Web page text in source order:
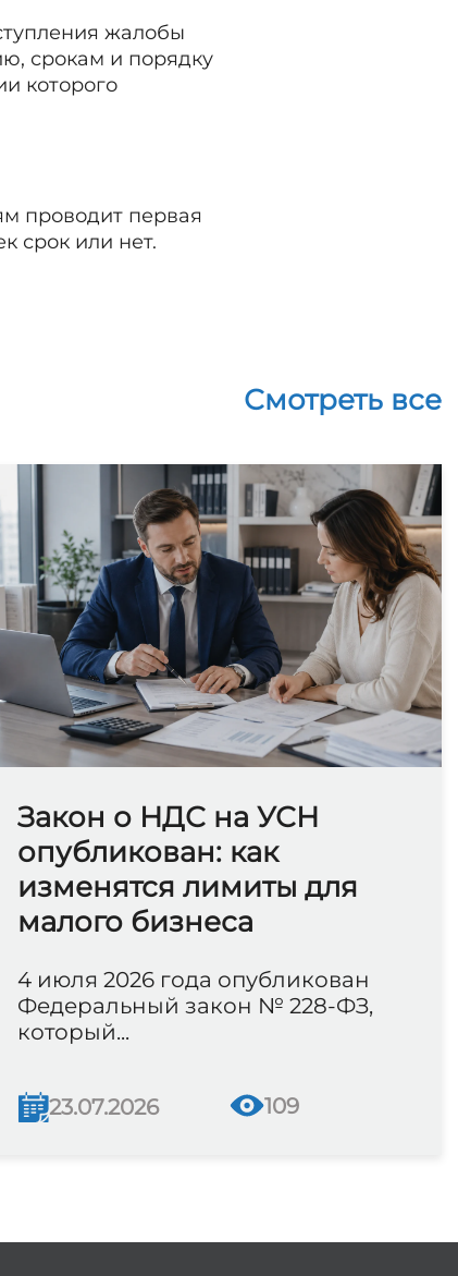
жалобы
срокам и порядку
которого
проводит первая
срок или нет.
Смотреть все
Закон о НДС на УСН
опубликован: как
изменятся лимиты для
малого бизнеса
4 июля 2026 года опубликован
Федеральный закон № 228-ФЗ,
который...
23.07.2026 109